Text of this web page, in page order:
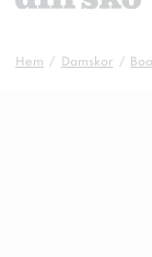
Hem Damskor